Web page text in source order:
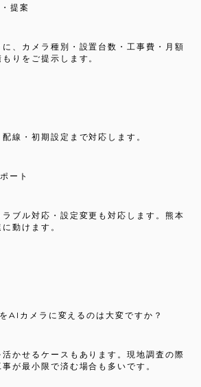
提案
、カメラ種別・設置台数・工事費・月額
りをご提示します。
線・初期設定まで対応します。
ート
ブル対応・設定変更も対応します。熊本
動けます。
AIカメラに変えるのは大変ですか？
かせるケースもあります。現地調査の際
が最小限で済む場合も多いです。